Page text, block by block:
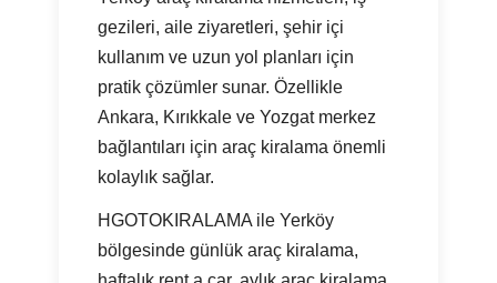
gezileri, aile ziyaretleri, şehir içi
kullanım ve uzun yol planları için
pratik çözümler sunar. Özellikle
Ankara, Kırıkkale ve Yozgat merkez
bağlantıları için araç kiralama önemli
kolaylık sağlar.
HGOTOKIRALAMA ile Yerköy
bölgesinde günlük araç kiralama,